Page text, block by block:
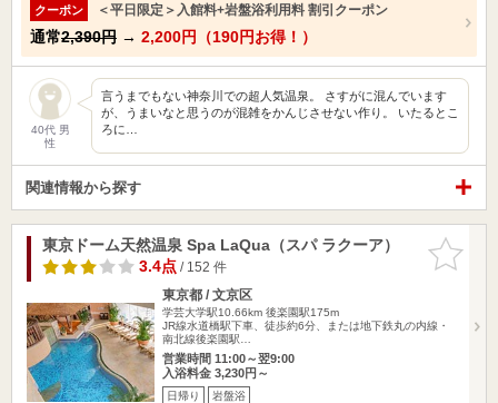
クーポン ＜平日限定＞入館料+岩盤浴利用料 割引クーポン
通常2,390円 → 2,200円（190円お得！）
40代 男
性
言うまでもない神奈川での超人気温泉。 さすがに混んでいます
が、うまいなと思うのが混雑をかんじさせない作り。 いたるとこ
ろに…
関連情報から探す
お気に入
りに追加
東京ドーム天然温泉 Spa LaQua（スパ ラクーア）
3.4点/ 152 件
東京都 / 文京区
学芸大学駅10.66km 後楽園駅175m
JR線水道橋駅下車、徒歩約6分、または地下鉄丸の内線・
南北線後楽園駅…
営業時間 11:00～翌9:00
入浴料金 3,230円～
日帰り 岩盤浴